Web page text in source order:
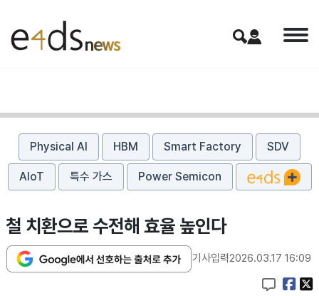
Physical AI HBM Smart Factory SDV
AIoT 특수 가스 Power Semicon
철 치환으로 수전해 효율 높인다
기사입력2026.03.17 16:09